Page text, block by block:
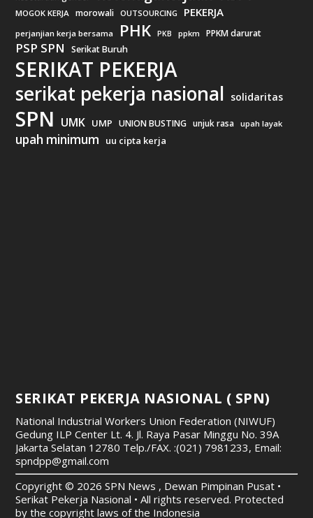
MOGOK KERJA morowali OUTSOURCING PEKERJA
perjanjian kerja bersama PHK PKB ppkm PPKM darurat
PSP SPN Serikat Buruh
SERIKAT PEKERJA
serikat pekerja nasional solidaritas
SPN UMK UMP UNION BUSTING unjuk rasa upah layak
upah minimum uu cipta kerja
SERIKAT PEKERJA NASIONAL ( SPN)
National Industrial Workers Union Federation (NIWUF)
Gedung ILP Center Lt. 4. Jl. Raya Pasar Minggu No. 39A
Jakarta Selatan 12780 Telp./FAX. :(021) 7981233, Email:
spndpp@gmail.com
Copyright © 2026 SPN News , Dewan Pimpinan Pusat •
Serikat Pekerja Nasional • All rights reserved. Protected
by the copyright laws of the Indonesia